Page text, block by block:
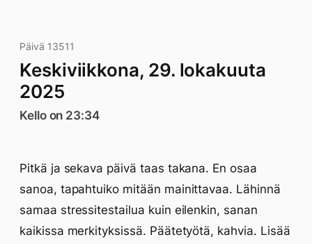
Päivä 13511
Keskiviikkona, 29. lokakuuta
2025
Kello on 23:34
Pitkä ja sekava päivä taas takana. En osaa
sanoa, tapahtuiko mitään mainittavaa. Lähinnä
samaa stressitestailua kuin eilenkin, sanan
kaikissa merkityksissä. Päätetyötä, kahvia. Lisää